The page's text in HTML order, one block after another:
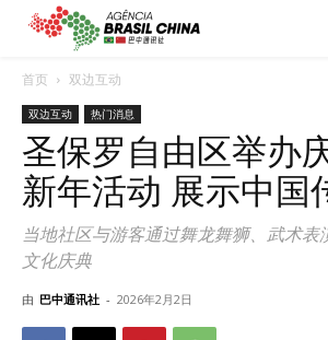
首页 双边互动
双边互动 热门消息
圣保罗自由区举办
新年活动 展示中国
当地社区与游客通过舞龙舞狮、武术表
文化庆典
由 巴中通讯社 - 2026年2月2日